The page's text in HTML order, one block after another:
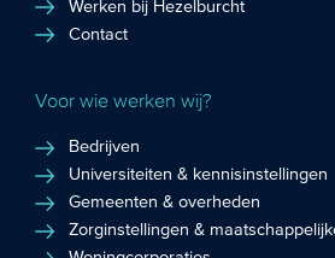
Werken bij Hezelburcht
Contact
Voor wie werken wij?
Bedrijven
Universiteiten & kennisinstellingen
Gemeenten & overheden
Zorginstellingen &